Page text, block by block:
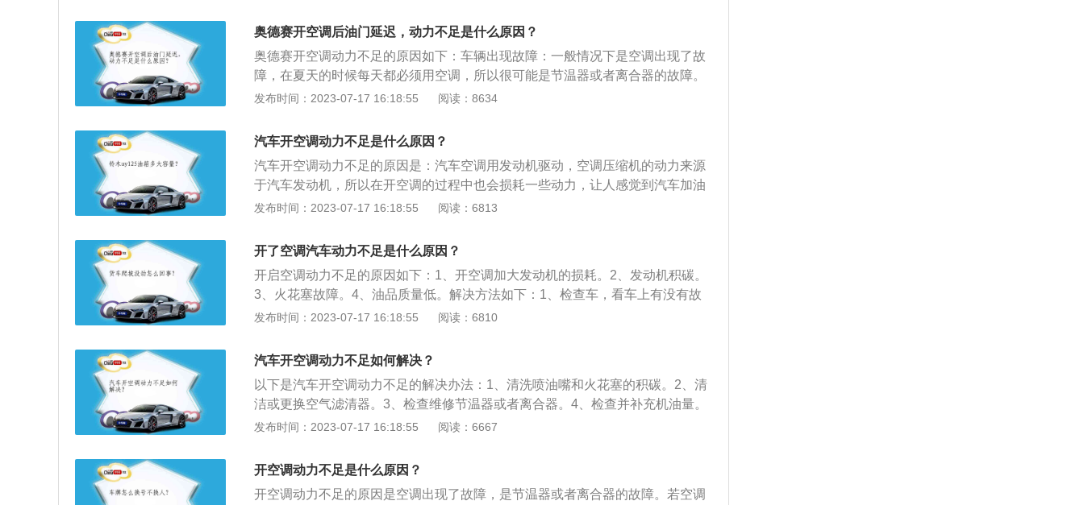
油多的时候，汽车各部件之间能起到很好的润滑作用，车主要经常的检查机油的
量，如果发现机油量不够，应及时补充机油，避免造成汽车配件的磨损。
奥德赛开空调后油门延迟，动力不足是什么原因？
奥德赛开空调动力不足的原因如下：车辆出现故障：一般情况下是空调出现了故
障，在夏天的时候每天都必须用空调，所以很可能是节温器或者离合器的故障。
火花塞故障：火花塞有很大的作用，不同材料的火花塞能达到的效果不一样，换
油多的时候，汽车各部件之间能起到很好的润滑作用，车主要经常的检查机油的
量，如果发现机油量不够，应及时补充机油，避免造成汽车配件的磨损。
发布时间：2023-07-17 16:18:55 阅读：8634
汽车开空调动力不足是什么原因？
汽车开空调动力不足的原因是：汽车空调用发动机驱动，空调压缩机的动力来源
于汽车发动机，所以在开空调的过程中也会损耗一些动力，让人感觉到汽车加油
迟缓，动力不足。扩展内容：1、汽车空气调节装置简称汽车空调。2、其用于把
员提供舒适的乘坐环境，减少旅途疲劳；为驾驶员创造良好的工作条件，对确保
安全行车起到重要作用的通风装置。一般包括制冷装置、取暖装置和通风换气装
置。这种联合装置充分利用了汽车内部有限的空间，结构简单，便于操作。
发布时间：2023-07-17 16:18:55 阅读：6813
开了空调汽车动力不足是什么原因？
开启空调动力不足的原因如下：1、开空调加大发动机的损耗。2、发动机积碳。
3、火花塞故障。4、油品质量低。解决方法如下：1、检查车，看车上有没有故
障。2、更换火花塞。火花塞有很大的作用，不同材料的火花塞能达到的效果不
一种方法就是提高高压线圈的电压或是将普通的高压点火线更换为高能量的高压
点火线。3、要经常的检查机油的量，要是机油量不够就容易造成汽车配件的磨
损。4、去除发动机里面的积碳。用不好的汽油的时候都可能造成积碳，只有经
常检查清理，从自己的行为上开始防止积碳出现。
发布时间：2023-07-17 16:18:55 阅读：6810
汽车开空调动力不足如何解决？
以下是汽车开空调动力不足的解决办法：1、清洗喷油嘴和火花塞的积碳。2、清
洁或更换空气滤清器。3、检查维修节温器或者离合器。4、检查并补充机油量。
以下是汽车空调使用时应注意的事项：（1）夏季进车后不能立即开启内循环，
机，避免增加启动负荷。（3）避免长时间开内循环。（4）空调出风口方向不能
随意调动。（5）空调温度不能调很低。（6）夏季进车后应立即开内循环。
发布时间：2023-07-17 16:18:55 阅读：6667
开空调动力不足是什么原因？
开空调动力不足的原因是空调出现了故障，是节温器或者离合器的故障。若空调